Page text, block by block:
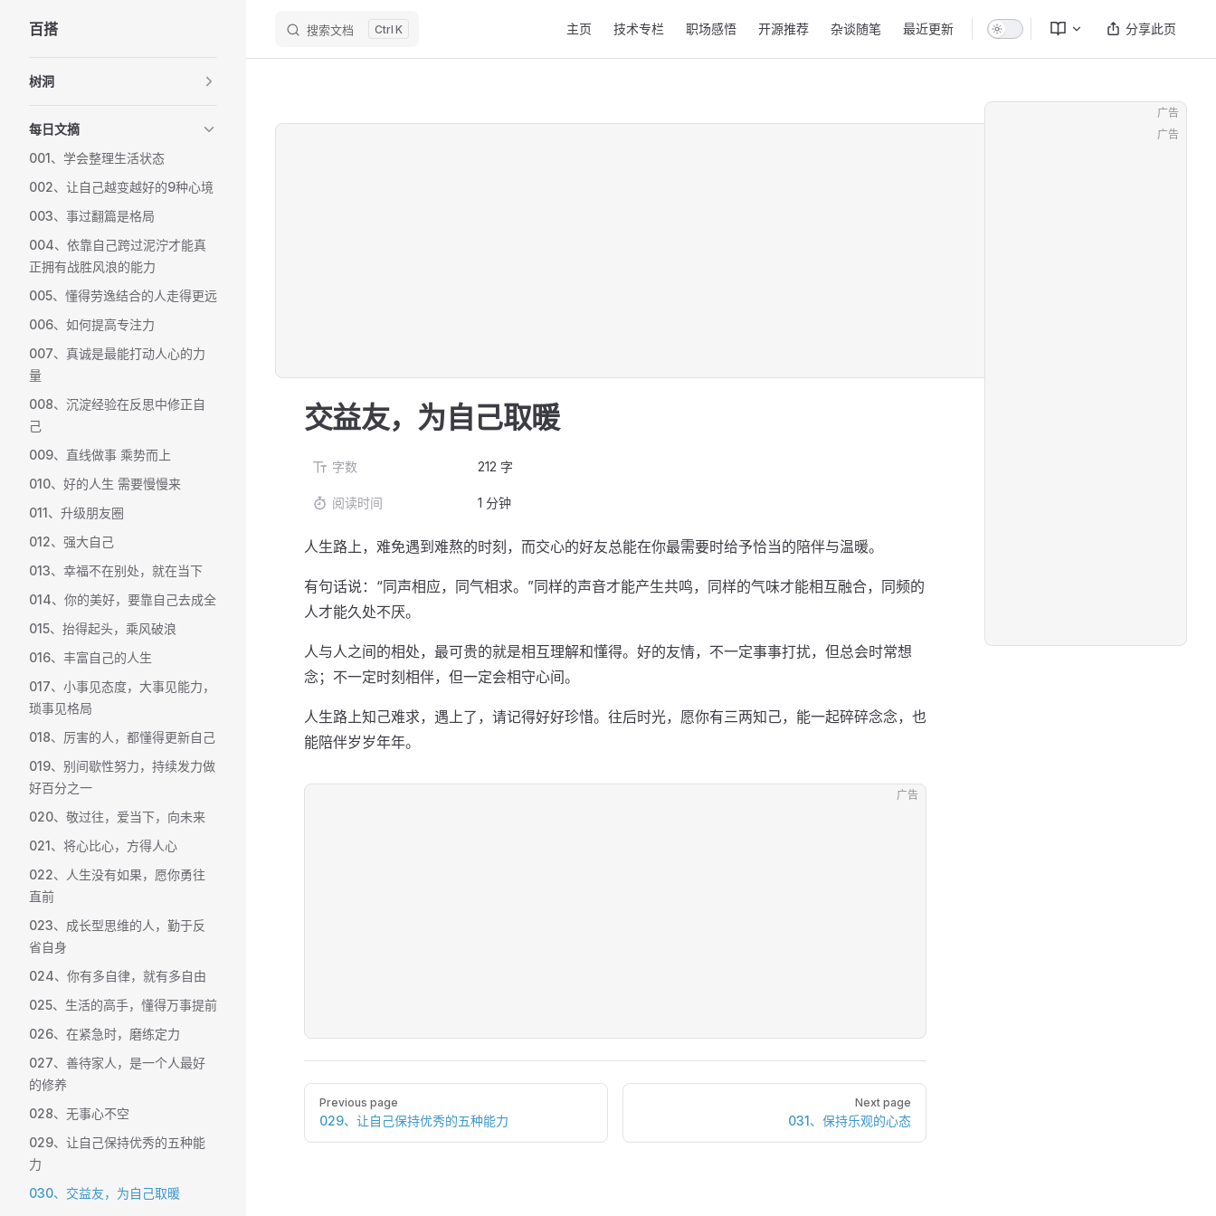
Skip to content
百搭 搜索文档 K 主页 技术专栏 职场感悟 开源推荐 杂谈随笔 最近更新 分享此页
树洞
每日文摘
001、学会整理生活状态
002、让自己越变越好的9种心境
003、事过翻篇是格局
004、依靠自己跨过泥泞才能真
正拥有战胜风浪的能力
005、懂得劳逸结合的人走得更远
006、如何提高专注力
007、真诚是最能打动人心的力
量
008、沉淀经验在反思中修正自
己
009、直线做事 乘势而上
010、好的人生 需要慢慢来
011、升级朋友圈
012、强大自己
013、幸福不在别处，就在当下
014、你的美好，要靠自己去成全
015、抬得起头，乘风破浪
016、丰富自己的人生
017、小事见态度，大事见能力，
琐事见格局
018、厉害的人，都懂得更新自己
019、别间歇性努力，持续发力做
好百分之一
020、敬过往，爱当下，向未来
021、将心比心，方得人心
022、人生没有如果，愿你勇往
直前
023、成长型思维的人，勤于反
省自身
024、你有多自律，就有多自由
025、生活的高手，懂得万事提前
026、在紧急时，磨练定力
027、善待家人，是一个人最好
的修养
028、无事心不空
029、让自己保持优秀的五种能
力
030、交益友，为自己取暖
广告
广告
交益友，为自己取暖
字数 212 字
阅读时间 1 分钟
人生路上，难免遇到难熬的时刻，而交心的好友总能在你最需要时给予恰当的陪伴与温暖。
有句话说：“同声相应，同气相求。”同样的声音才能产生共鸣，同样的气味才能相互融合，同频的
人才能久处不厌。
人与人之间的相处，最可贵的就是相互理解和懂得。好的友情，不一定事事打扰，但总会时常想
念；不一定时刻相伴，但一定会相守心间。
人生路上知己难求，遇上了，请记得好好珍惜。往后时光，愿你有三两知己，能一起碎碎念念，也
能陪伴岁岁年年。
广告
Pager
Previous page
029、让自己保持优秀的五种能力
Next page
031、保持乐观的心态